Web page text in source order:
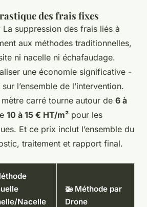
des frais fixes
suppression des frais liés à
aux méthodes traditionnelles,
ni nacelle ni échafaudage.
une économie significative -
sur l’ensemble de l’intervention.
carré tourne autour de 6 à
10 à 15 € HT/m² pour les
Et ce prix inclut l’ensemble du
traitement et rapport final.
Nacelle
🚁 Méthode par
Drone